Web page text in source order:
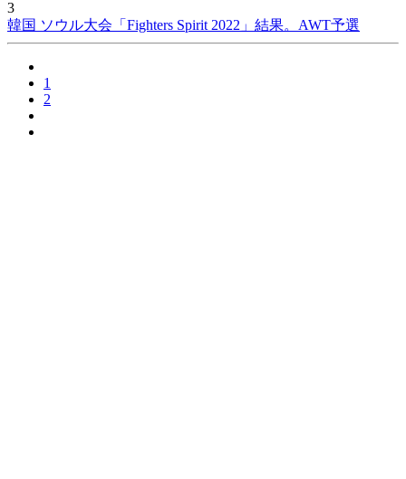
3
韓国 ソウル大会「Fighters Spirit 2022」結果。AWT予選
1
2